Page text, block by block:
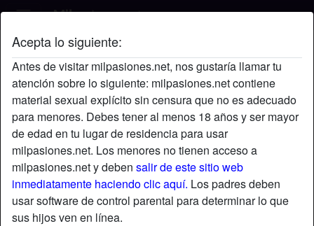
Acepta lo siguiente:
Antes de visitar milpasiones.net, nos gustaría llamar tu
atención sobre lo siguiente: milpasiones.net contiene
material sexual explícito sin censura que no es adecuado
para menores. Debes tener al menos 18 años y ser mayor
de edad en tu lugar de residencia para usar
milpasiones.net. Los menores no tienen acceso a
milpasiones.net y deben salir de este sitio web
inmediatamente haciendo clic aquí. Los padres deben
usar software de control parental para determinar lo que
sus hijos ven en línea.
flaringLust's perfil